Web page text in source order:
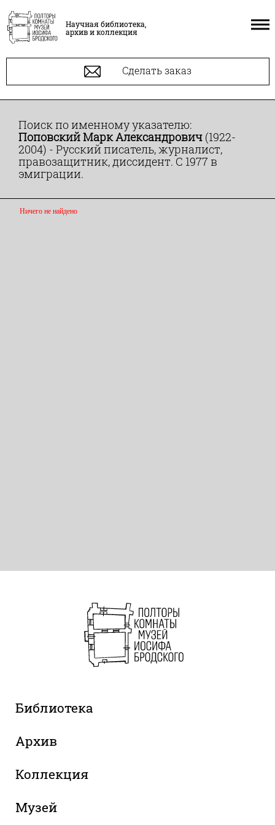
Научная библиотека,
архив и коллекция
Сделать заказ
Поиск по именному указателю:
Поповский Марк Александрович (1922-
2004) - Русский писатель, журналист,
правозащитник, диссидент. С 1977 в
эмиграции.
Ничего не найдено
Библиотека
Архив
Коллекция
Музей